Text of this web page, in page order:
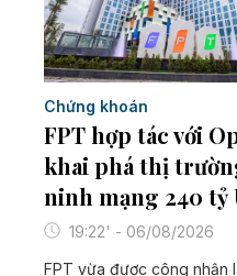
Chứng khoán
FPT hợp tác với
khai phá thị
ninh mạng 240 tỷ
19:22' - 06/08/2026
FPT vừa được công nhận